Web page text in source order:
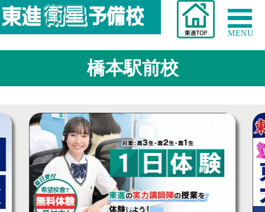
MENU
橋本駅前校